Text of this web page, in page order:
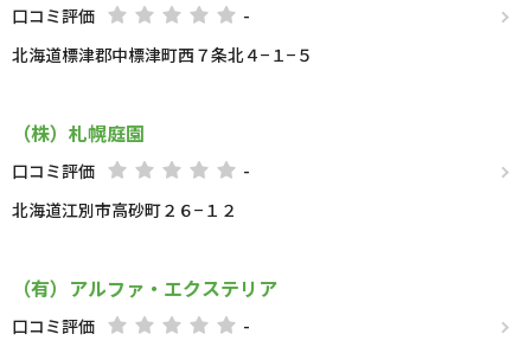
口コミ評価
-
北海道標津郡中標津町西７条北４−１−５
（株）札幌庭園
口コミ評価
-
北海道江別市高砂町２６−１２
（有）アルファ・エクステリア
口コミ評価
-